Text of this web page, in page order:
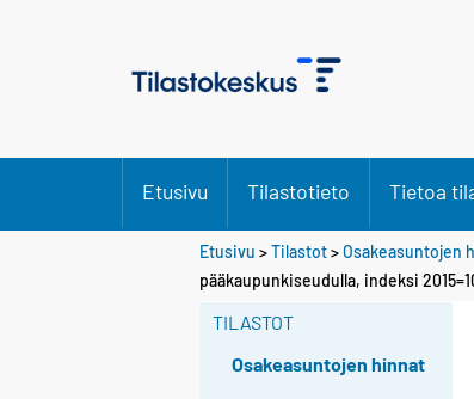
Etusivu Tilastotieto Tietoa
Etusivu >Tilastot>Osakeasuntojen
pääkaupunkiseudulla, indeksi
TILASTOT
Osakeasuntojen hinnat